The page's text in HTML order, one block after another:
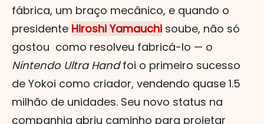
fábrica, um braço mecânico, e quando o
presidente Hiroshi Yamauchi soube, não só
gostou como resolveu fabricá-lo — o
Nintendo Ultra Handfoi o primeiro sucesso
de Yokoi como criador, vendendo quase 1.5
milhão de unidades. Seu novo status na
companhia abriu caminho para projetar